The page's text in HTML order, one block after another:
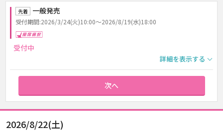
先着 一般発売
受付期間:2026/3/24(火)10:00～2026/8/19(水)18:00
受付中
詳細を表示する
次へ
2026/8/22(土)